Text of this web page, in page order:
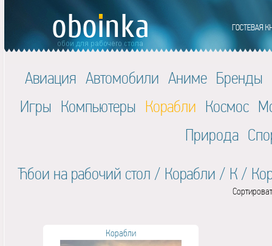
Авиация Автомобили Аниме Бренды
Игры Компьютеры Корабли Космос
Природа
Ћбои на рабочий стол / Корабли / К /
Корабли